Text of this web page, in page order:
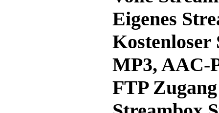
Eigenes
Kostenloser
MP3, AAC-
FTP